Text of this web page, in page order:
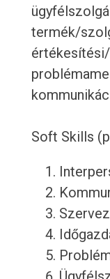
termék/
Soft Skills